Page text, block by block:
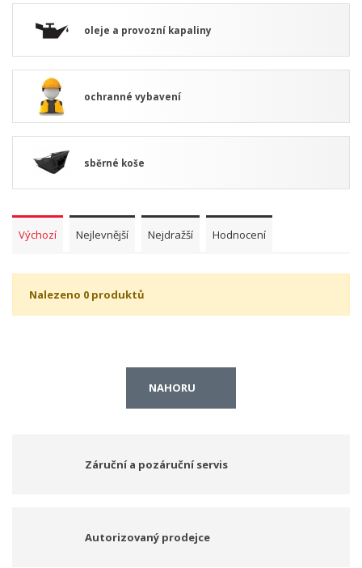
oleje a provozní kapaliny
ochranné vybavení
sběrné koše
Výchozí Nejlevnější Nejdražší Hodnocení
Nalezeno 0 produktů
NAHORU
Záruční a pozáruční servis
Autorizovaný prodejce